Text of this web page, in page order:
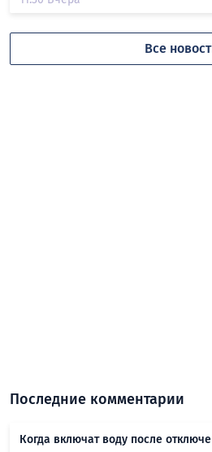
Все
Последние комментарии
Когда включат воду после